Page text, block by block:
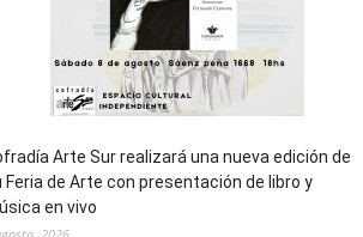
Arte Sur realizará una nueva edición de
Feria de Arte con presentación de libro y
en vivo